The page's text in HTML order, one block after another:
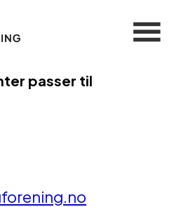
passer til